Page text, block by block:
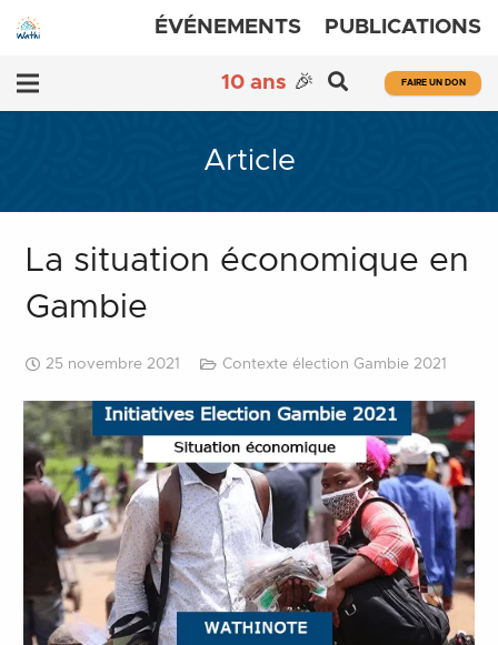
ÉVÉNEMENTS PUBLICATIONS
10 ans 🎉 FAIRE UN DON
Article
La situation économique en
Gambie
25 novembre 2021 Contexte élection Gambie 2021